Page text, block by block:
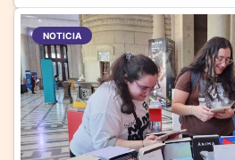
NOTICIA